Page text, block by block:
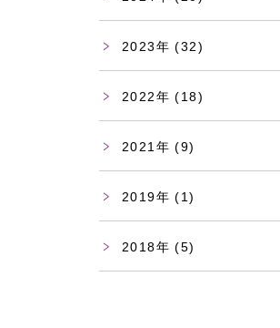
2023 (32)
2022 (18)
2021 (9)
2019 (1)
2018 (5)